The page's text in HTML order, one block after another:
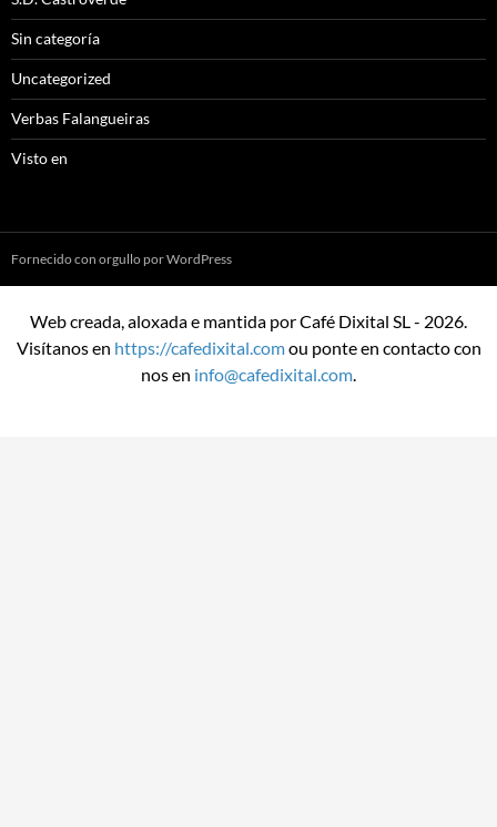
Sin categoría
Uncategorized
Verbas Falangueiras
Visto en
Fornecido con orgullo por WordPress
Web creada, aloxada e mantida por Café Dixital SL - 2026.
Visítanos en https://cafedixital.comou ponte en contacto con
nos en info@cafedixital.com.